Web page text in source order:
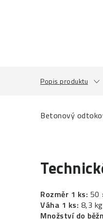
Popis produktu
Betonový
Rozměr 1 ks: 50
Váha 1 ks: 8,3 kg
Množství do